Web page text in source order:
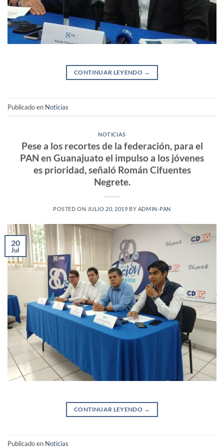
CONTINUAR LEYENDO →
Publicado en Noticias
NOTICIAS
Pese a los recortes de la federación, para el
PAN en Guanajuato el impulso a los jóvenes
es prioridad, señaló Román Cifuentes
Negrete.
POSTED ON JULIO 20, 2019 BY ADMIN-PAN
20
Jul
CONTINUAR LEYENDO →
Publicado en Noticias